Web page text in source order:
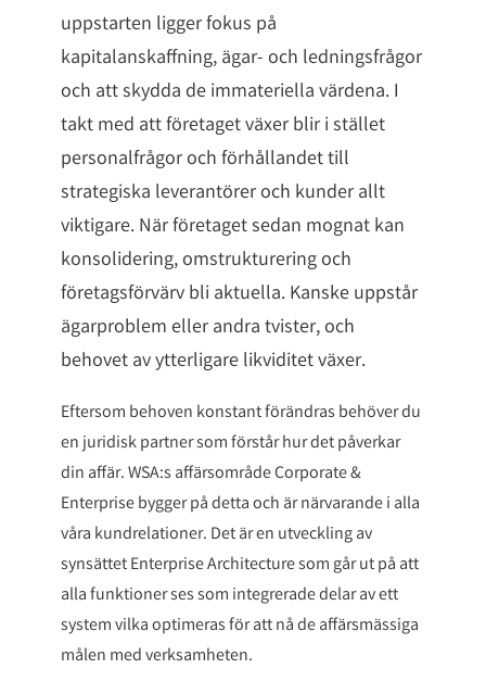
uppstarten ligger fokus på
kapitalanskaffning, ägar- och ledningsfrågor
och att skydda de immateriella värdena. I
takt med att företaget växer blir i stället
personalfrågor och förhållandet till
strategiska leverantörer och kunder allt
viktigare. När företaget sedan mognat kan
konsolidering, omstrukturering och
företagsförvärv bli aktuella. Kanske uppstår
ägarproblem eller andra tvister, och
behovet av ytterligare likviditet växer.
Eftersom behoven konstant förändras behöver du
en juridisk partner som förstår hur det påverkar
din affär. WSA:s affärsområde Corporate &
Enterprise bygger på detta och är närvarande i alla
våra kundrelationer. Det är en utveckling av
synsättet Enterprise Architecture som går ut på att
alla funktioner ses som integrerade delar av ett
system vilka optimeras för att nå de affärsmässiga
målen med verksamheten.